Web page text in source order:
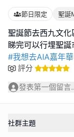
節日限定 聖誕
聖誕節去西九文化
#我想去AIA嘉年華
評分
發表第一個留言
社群主題